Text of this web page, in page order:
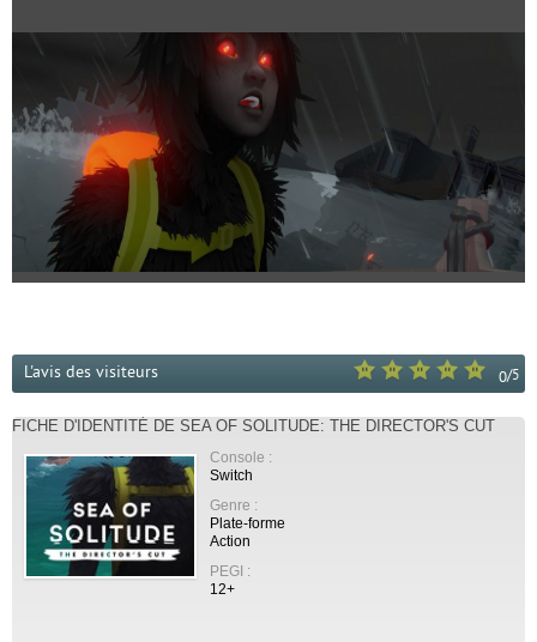
0/5
L'avis des visiteurs
FICHE D'IDENTITÉ DE SEA OF SOLITUDE: THE DIRECTOR'S CUT
Console :
Switch
Genre :
Plate-forme
Action
PEGI :
12+